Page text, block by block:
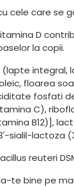
cele care se
Vitamina D
la copii.
(lapte integral,
floarea
fosfati
C),
B12)],
sialil-lactoza
reuteri
te bine pe